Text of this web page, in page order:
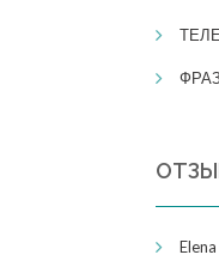
Elena